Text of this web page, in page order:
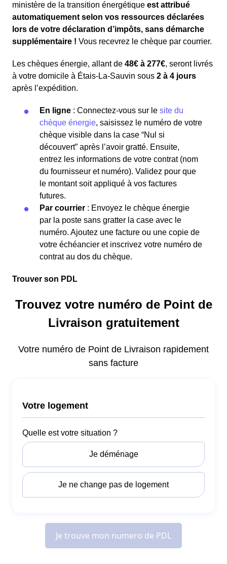
ministère de la transition énergétique est attribué
automatiquement selon vos ressources déclarées
lors de votre déclaration d’impôts, sans démarche
supplémentaire ! Vous recevrez le chèque par courrier.
Les chèques énergie, allant de 48€ à 277€, seront livrés
à votre domicile à Étais-La-Sauvin sous 2 à 4 jours
après l’expédition.
En ligne : Connectez-vous sur le site du
chèque énergie, saisissez le numéro de votre
chèque visible dans la case “Nul si
découvert” après l’avoir gratté. Ensuite,
entrez les informations de votre contrat (nom
du fournisseur et numéro). Validez pour que
le montant soit appliqué à vos factures
futures.
Par courrier : Envoyez le chèque énergie
par la poste sans gratter la case avec le
numéro. Ajoutez une facture ou une copie de
votre échéancier et inscrivez votre numéro de
contrat au dos du chèque.
Trouver son PDL